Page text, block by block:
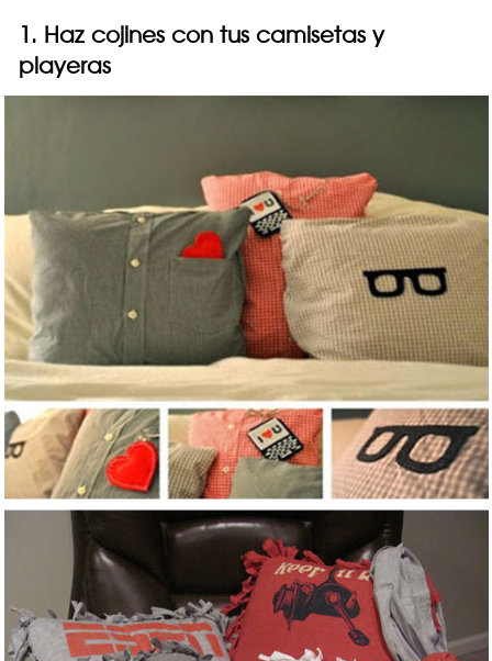
1. Haz cojines con tus camisetas y
playeras